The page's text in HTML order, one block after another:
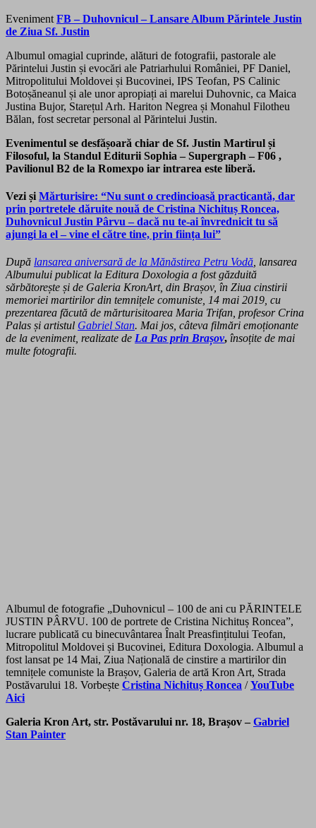
Eveniment FB – Duhovnicul – Lansare Album Părintele Justin
de Ziua Sf. Justin
Albumul omagial cuprinde, alături de fotografii, pastorale ale
Părintelui Justin și evocări ale Patriarhului României, PF Daniel,
Mitropolitului Moldovei și Bucovinei, IPS Teofan, PS Calinic
Botoșăneanul și ale unor apropiați ai marelui Duhovnic, ca Maica
Justina Bujor, Starețul Arh. Hariton Negrea și Monahul Filotheu
Bălan, fost secretar personal al Părintelui Justin.
Evenimentul se desfășoară chiar de Sf. Justin Martirul și
Filosoful, la Standul Editurii Sophia – Supergraph – F06 ,
Pavilionul B2 de la Romexpo iar intrarea este liberă.
Vezi și Mărturisire: “Nu sunt o credincioasă practicantă, dar
prin portretele dăruite nouă de Cristina Nichituș Roncea,
Duhovnicul Justin Pârvu – dacă nu te-ai învrednicit tu să
ajungi la el – vine el către tine, prin ființa lui”
După lansarea aniversară de la Mănăstirea Petru Vodă , lansarea
Albumului publicat la Editura Doxologia a fost găzduită
sărbătorește și de Galeria KronArt, din Brașov, în Ziua cinstirii
memoriei martirilor din temnițele comuniste, 14 mai 2019, cu
prezentarea făcută de mărturisitoarea Maria Trifan, profesor Crina
Palas și artistul Gabriel Stan. Mai jos, câteva filmări emoționante
de la eveniment, realizate de La Pas prin Brașov, însoțite de mai
multe fotografii.
Albumul de fotografie „Duhovnicul – 100 de ani cu PĂRINTELE
JUSTIN PÂRVU. 100 de portrete de Cristina Nichituș Roncea”,
lucrare publicată cu binecuvântarea Înalt Preasfințitului Teofan,
Mitropolitul Moldovei și Bucovinei, Editura Doxologia. Albumul a
fost lansat pe 14 Mai, Ziua Națională de cinstire a martirilor din
temnițele comuniste la Brașov, Galeria de artă Kron Art, Strada
Postăvarului 18. Vorbește Cristina Nichituș Roncea /YouTube
Aici
Galeria Kron Art, str. Postăvarului nr. 18, Brașov – Gabriel
Stan Painter